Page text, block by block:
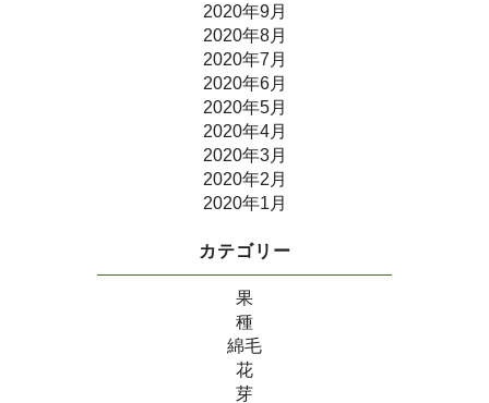
2020年9月
2020年8月
2020年7月
2020年6月
2020年5月
2020年4月
2020年3月
2020年2月
2020年1月
カテゴリー
果
種
綿毛
花
芽